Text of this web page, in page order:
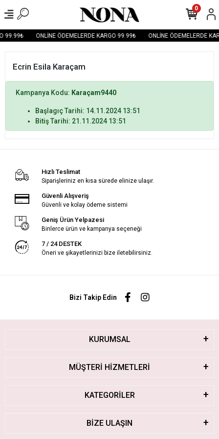
99.99₺ ONLİNE ÖDEMELERDE KARGO 99.99₺ ONLİNE ÖDEMELERDE
0
Ecrin Esila Karaçam
Kampanya Kodu: Karaçam9440
Başlagıç Tarihi: 14.11.2024 13:51
Bitiş Tarihi: 21.11.2024 13:51
Hızlı Teslimat
Siparişleriniz en kısa sürede elinize ulaşır.
Güvenli Alışveriş
Güvenli ve kolay ödeme sistemi
Geniş Ürün Yelpazesi
Binlerce ürün ve kampanya seçeneği
7 / 24 DESTEK
Öneri ve şikayetlerinizi bize iletebilirsiniz.
Bizi Takip Edin
KURUMSAL
MÜŞTERİ HİZMETLERİ
KATEGORİLER
BİZE ULAŞIN